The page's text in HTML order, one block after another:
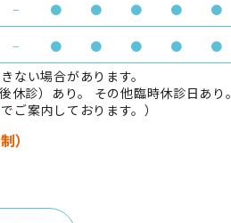
− ● ● ● ● ●
− ● ● ● ● ●
ない場合があります。
休診）あり。 その他臨時休診日あり。
でご案内しております。）
）